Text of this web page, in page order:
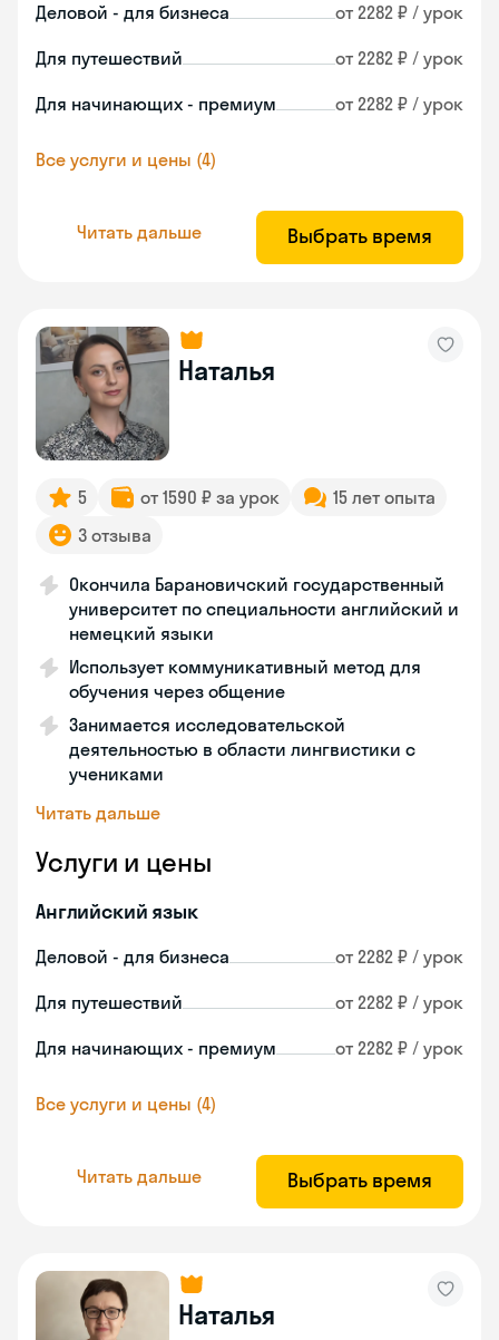
Деловой - для бизнеса от 2282 ₽ / урок
Для путешествий от 2282 ₽ / урок
Для начинающих - премиум от 2282 ₽ / урок
Все услуги и цены (4)
Читать дальше Выбрать время
Наталья
5 от 1590 ₽ за урок
15 лет опыта
3 отзыва
Окончила Барановичский государственный
университет по специальности английский и
немецкий языки
Использует коммуникативный метод для
обучения через общение
Занимается исследовательской
деятельностью в области лингвистики с
учениками
Читать дальше
Услуги и цены
Английский язык
Деловой - для бизнеса от 2282 ₽ / урок
Для путешествий от 2282 ₽ / урок
Для начинающих - премиум от 2282 ₽ / урок
Все услуги и цены (4)
Читать дальше Выбрать время
Наталья